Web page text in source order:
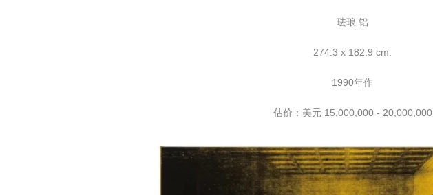
珐琅 铝
274.3 x 182.9 cm.
1990年作
估价：美元 15,000,000 - 20,000,000